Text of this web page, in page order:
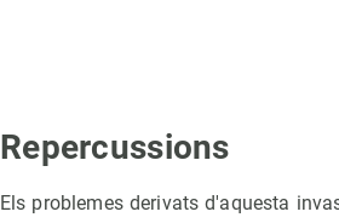
Repercussions
Els problemes derivats d'aquesta